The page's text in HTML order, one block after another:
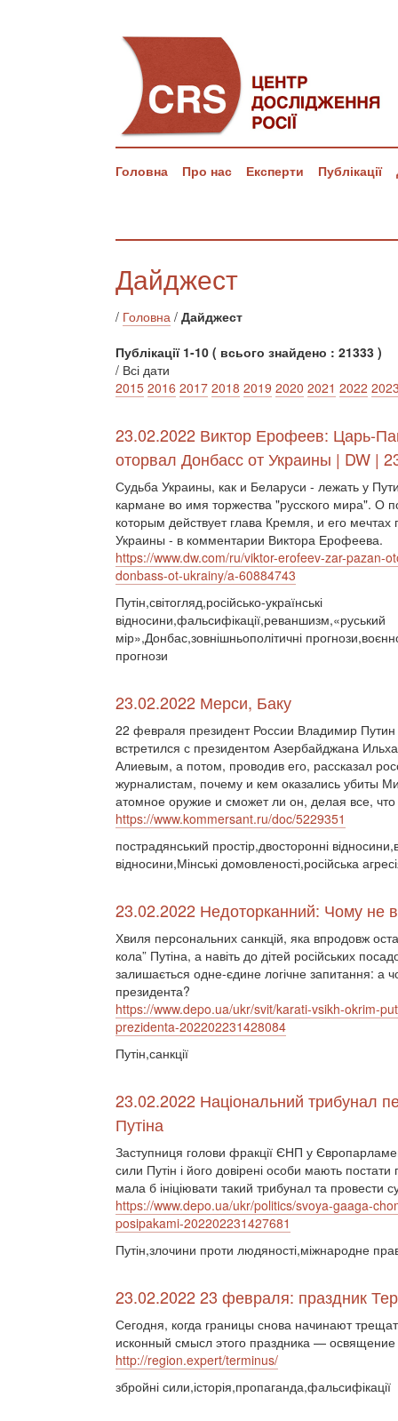
Головна Про нас Експерти Публікації
Дайджест
/ Головна / Дайджест
Публікації 1-10 ( всього знайдено : 21333 )
/ Всі дати
2015 2016 2017 2018 2019 2020 2021 2022
23.02.2022 Виктор Ерофеев: Царь-
оторвал Донбасс от Украины | DW |
Судьба Украины, как и Беларуси - лежать у
кармане во имя торжества "русского мира". О
которым действует глава Кремля, и его мечтах
Украины - в комментарии Виктора Ерофеева.
https://www.dw.com/ru/viktor-erofeev-zar-pazan-
donbass-ot-ukrainy/a-60884743
Путін,світогляд,російсько-українські
відносини,фальсифікації,реваншизм,«руський
мір»,Донбас,зовнішньополітичні
прогнози
23.02.2022 Мерси, Баку
22 февраля президент России Владимир
встретился с президентом Азербайджана
Алиевым, а потом, проводив его, рассказал
журналистам, почему и кем оказались убиты
атомное оружие и сможет ли он, делая все,
https://www.kommersant.ru/doc/5229351
пострадянський простір,двосторонні
відносини,Мінські домовленості,російська
23.02.2022 Недоторканний: Чому не
Хвиля персональних санкцій, яка впродовж
кола” Путіна, а навіть до дітей російських
залишається одне-єдине логічне запитання: а
президента?
https://www.depo.ua/ukr/svit/karati-vsikh-okrim-
prezidenta-202202231428084
Путін,санкції
23.02.2022 Національний трибунал
Путіна
Заступниця голови фракції ЄНП у
сили Путін і його довірені особи мають
мала б ініціювати такий трибунал та провести
https://www.depo.ua/ukr/politics/svoya-gaaga-
posipakami-202202231427681
Путін,злочини проти людяності,міжнародне
23.02.2022 23 февраля: праздник
Сегодня, когда границы снова начинают
исконный смысл этого праздника — освящение
http://region.expert/terminus/
збройні сили,історія,пропаганда,фальсифікації